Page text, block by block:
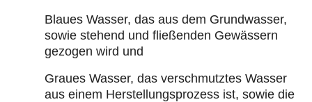
Blaues Wasser, das aus dem Grundwasser,
sowie stehend und fließenden Gewässern
gezogen wird und
Graues Wasser, das verschmutztes Wasser
aus einem Herstellungsprozess ist, sowie die